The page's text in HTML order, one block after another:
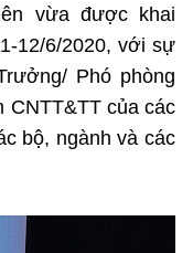
vừa được khai
12/6/2020, với sự
Phó phòng
CNTT&TT của các
bộ, ngành và các